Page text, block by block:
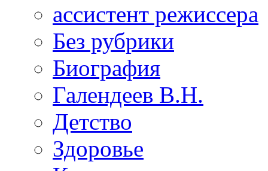
ассистент режиссера
Без рубрики
Биография
Галендеев В.Н.
Детство
Здоровье